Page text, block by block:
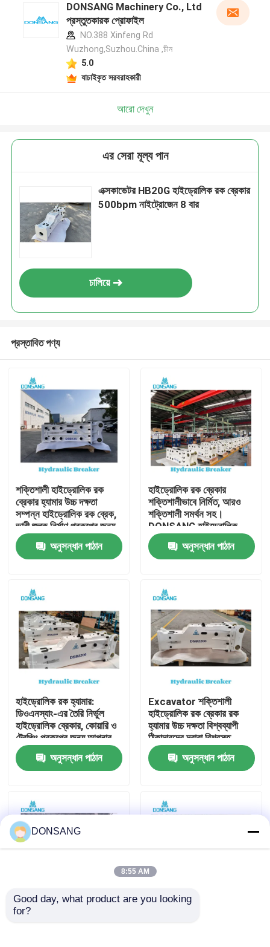
বাড়ি
পণ্য
VR প্রদর্শন
আমাদের সম্পর্কে
কারখানা ভ্রমণ
যোগাযোগ করুন
হাইড্রোলিক রক ব্রেকার
DONSANG Machinery Co., Ltd
প্রস্তুতকারক প্রোফাইল
NO.388 Xinfeng Rd
Wuzhong,Suzhou.China ,চীন
5.0
যাচাইকৃত সরবরাহকারী
আরো দেখুন
এর সেরা মূল্য পান
এক্সকাভেটর HB20G হাইড্রোলিক রক ব্রেকার
500bpm নাইট্রোজেন 8 বার
চালিয়ে
প্রস্তাবিত পণ্য
শক্তিশালী হাইড্রোলিক রক
ব্রেকার হ্যামার উচ্চ দক্ষতা
সম্পন্ন হাইড্রোলিক রক ব্রেক,
ভারী শুল্ক নির্মাণ প্রকল্পের জন্য,
পাথর ভাঙ্গা থেকে পুনর্ব্যবহার
পর্যন্ত DONSANG বহুমুখী
হাইড্রোলিক ব্রেকার, OEM
অনুসন্ধান পাঠান
হাইড্রোলিক রক ব্রেকার
শক্তিশালীভাবে নির্মিত, আরও
শক্তিশালী সমর্থন সহ।
DONSANG হাইড্রোলিক
ব্রেকার, ২৪/৭ বিশেষজ্ঞ সহায়তা
সহ। হাইড্রোলিক রক হ্যামার
অ্যাটাচমেন্ট, নির্মাণ যন্ত্রাংশ
অনুসন্ধান পাঠান
হাইড্রোলিক রক হ্যামার:
ডিওএনস্যাং-এর তৈরি নির্ভুল
হাইড্রোলিক ব্রেকার, কোয়ারি ও
ট্রেঞ্চিং প্রকল্পের জন্য আপনার
ভালো সহযোগী
অনুসন্ধান পাঠান
Excavator শক্তিশালী
হাইড্রোলিক রক ব্রেকার রক
হ্যামার উচ্চ দক্ষতা বিশ্বব্যাপী
ঠিকাদারদের দ্বারা বিশ্বস্ত
DONSANG লাইফটাইম
রক্ষণাবেক্ষণ নির্দেশিকা সহ
হাইড্রোলিক ব্রেকার
অনুসন্ধান পাঠান
হাইড্রোলিক ব্রেকার হ্যামার
DONSANG
8:55 AM
Good day, what product are you looking
for?